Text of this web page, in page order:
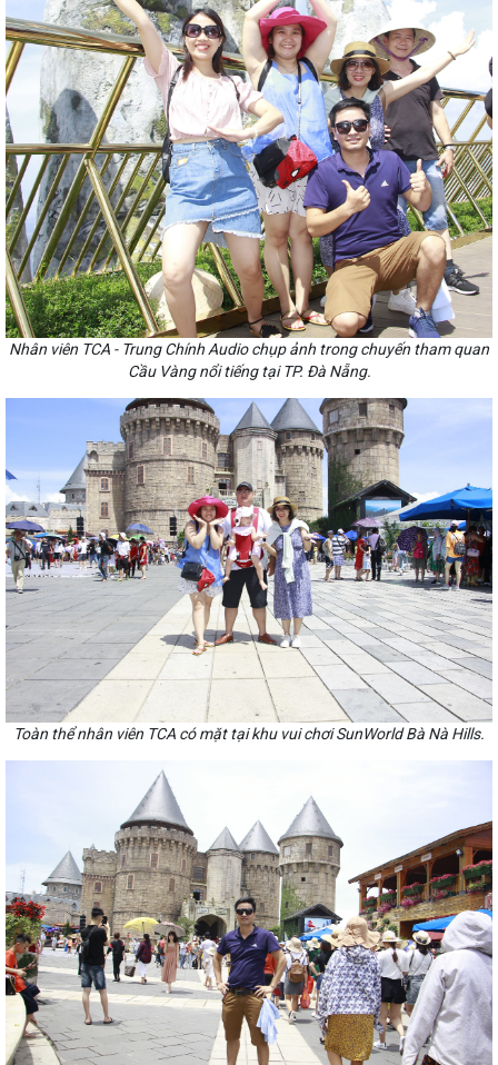
Nhân viên TCA - Trung Chính Audio chụp ảnh trong chuyến tham quan
Cầu Vàng nổi tiếng tại TP. Đà Nẵng.
Toàn thể nhân viên TCA có mặt tại khu vui chơi SunWorld Bà Nà Hills.